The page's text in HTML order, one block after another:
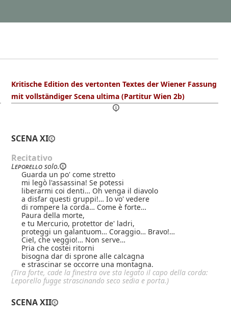
Kritische Edition des vertonten Textes der Wiener Fassung
mit vollständiger Scena ultima (Partitur Wien 2b)
SCENA XI
Recitativo
Leporello solo.
Guarda un po' come stretto
mi legò l'assassina! Se potessi
liberarmi coi denti… Oh venga il diavolo
a disfar questi gruppi!… Io vo' vedere
di rompere la corda… Come è forte…
Paura della morte,
e tu Mercurio, protettor de' ladri,
proteggi un galantuom… Coraggio… Bravo!…
Ciel, che veggio!… Non serve…
Pria che costei ritorni
bisogna dar di sprone alle calcagna
e strascinar se occorre una montagna.
(Tira forte, cade la finestra ove sta legato il capo della corda:
Leporello fugge strascinando seco sedia e porta.)
SCENA XII